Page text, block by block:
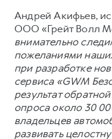
Андрей Акифьев,
ООО «Грейт Волл
внимательно
пожеланиями
при разработке
сервиса «GWM
результат
опроса около 30
владельцев
развивать